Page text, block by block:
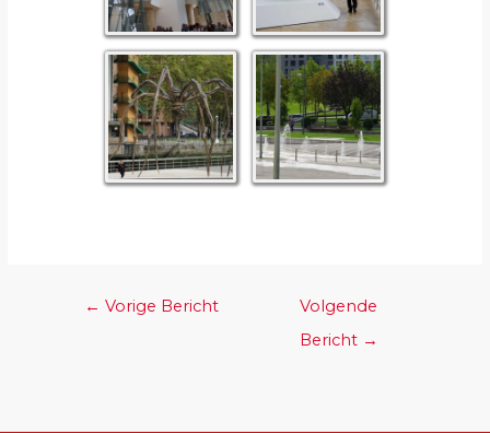
← Vorige Bericht
Volgende
Bericht →